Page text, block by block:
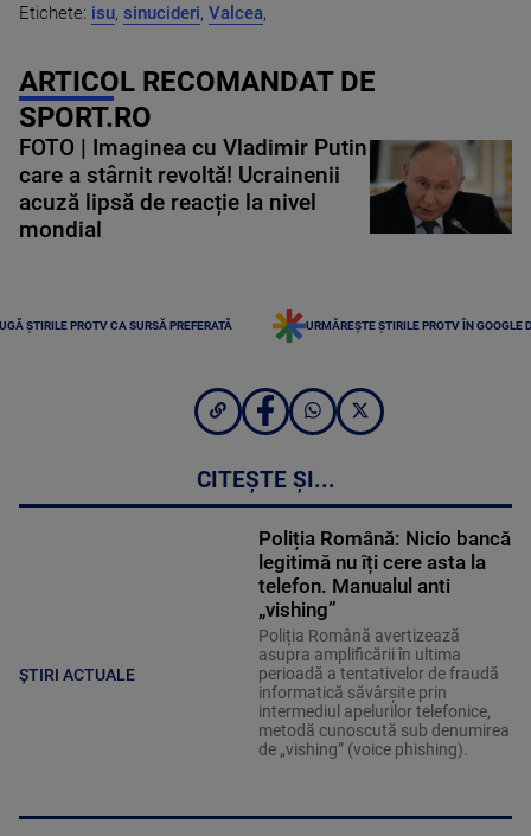
Etichete: isu, sinucideri, Valcea,
ARTICOL RECOMANDAT DE
SPORT.RO
FOTO | Imaginea cu Vladimir Putin
care a stârnit revoltă! Ucrainenii
acuză lipsă de reacție la nivel
mondial
ȘTIRILE PROTV CA SURSĂ PREFERATĂ URMĂREȘTE ȘTIRILE PROTV ÎN GOOGLE
CITEȘTE ȘI...
ȘTIRI ACTUALE
Poliția Română: Nicio bancă
legitimă nu îți cere asta la
telefon. Manualul anti
„vishing”
Poliția Română avertizează
asupra amplificării în ultima
perioadă a tentativelor de fraudă
informatică săvârșite prin
intermediul apelurilor telefonice,
metodă cunoscută sub denumirea
de „vishing” (voice phishing).